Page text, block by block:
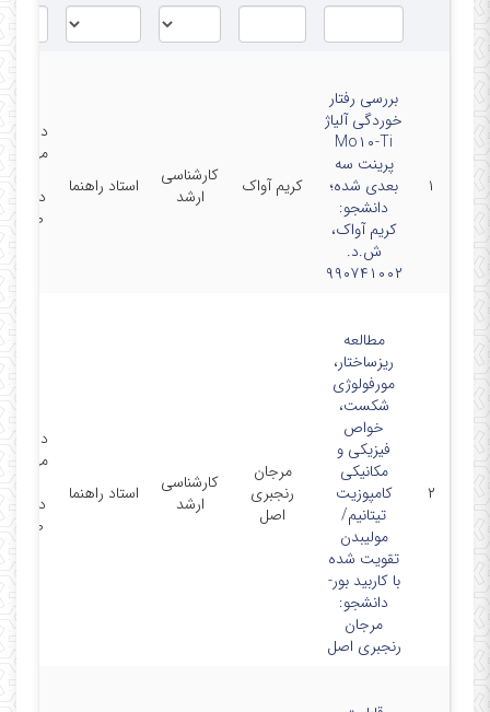
۱
بررسی رفتار
خوردگی آلیاژ
Mo۱۰-Ti
پرینت سه
بعدی شده؛
دانشجو:
کریم آواک،
ش.د.
۹۹۰۷۴۱۰۰۲
کریم آواک
کارشناسی
ارشد
استاد راهنما
دانشگاه
صنعتی
۲
مطالعه
ریزساختار،
مورفولوژی
شکست،
خواص
فیزیکی و
مکانیکی
کامپوزیت
تیتانیم/
مولیبدن
تقویت شده
با کاربید بور-
دانشجو:
مرجان
رنجبری اصل
مرجان
رنجبری
اصل
کارشناسی
ارشد
استاد راهنما
دانشگاه
صنعتی